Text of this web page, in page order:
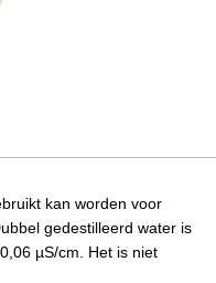
kan worden voor
gedestilleerd water is
µS/cm. Het is niet